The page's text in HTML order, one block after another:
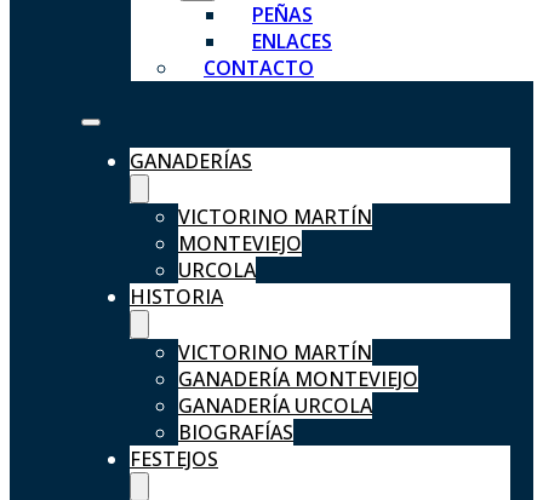
PEÑAS
ENLACES
CONTACTO
GANADERÍAS
VICTORINO MARTÍN
MONTEVIEJO
URCOLA
HISTORIA
VICTORINO MARTÍN
GANADERÍA MONTEVIEJO
GANADERÍA URCOLA
BIOGRAFÍAS
FESTEJOS